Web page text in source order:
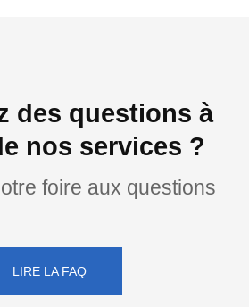
des questions à
nos services ?
foire aux questions
LIRE LA FAQ